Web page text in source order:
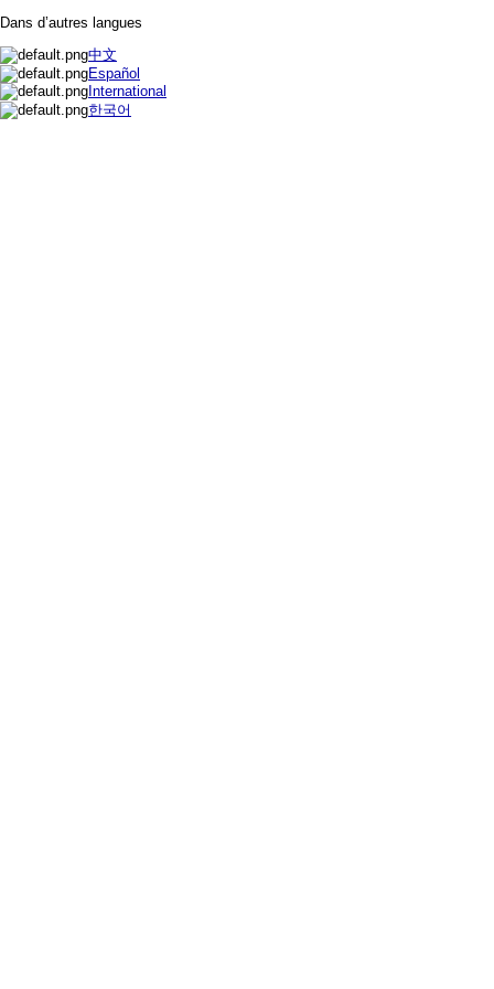
Dans d’autres langues
中文
Español
International
한국어